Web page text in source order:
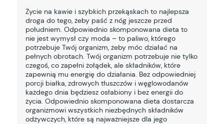
Życie na kawie i szybkich przekąskach to najlepsza
droga do tego, żeby paść z nóg jeszcze przed
południem. Odpowiednio skomponowana dieta to
nie jest wymysł czy moda – to paliwo, którego
potrzebuje Twój organizm, żeby móc działać na
pełnych obrotach. Twój organizm potrzebuje nie tylko
czegoś, co zapełni żołądek, ale składników, które
zapewnią mu energię do działania. Bez odpowiedniej
porcji białka, zdrowych tłuszczów i węglowodanów
każdego dnia będziesz osłabiony i bez energii do
życia. Odpowiednio skomponowana dieta dostarcza
organizmowi wszystkich niezbędnych składników
odżywczych, które są najważniejsze dla jego